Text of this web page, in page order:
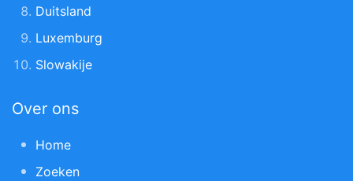
Duitsland
Luxemburg
Slowakije
Over ons
Home
Zoeken